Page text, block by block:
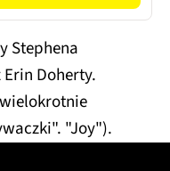
LG S70TR Czarny
Bezprzewodowy
4K, HDMi ARC,
DTS:X,
Stephena
Doherty.
"Joy").